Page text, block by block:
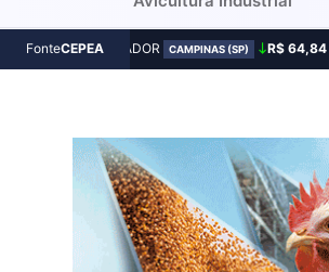
FonteCEPEA
MILHO - INDICADOR CAMPINAS (SP) R$ 64,84